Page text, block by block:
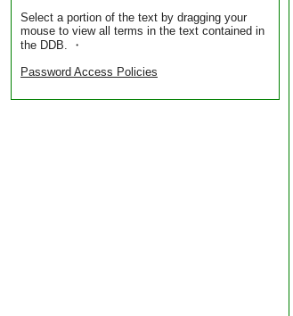
Select a portion of the text by dragging your
mouse to view all terms in the text contained in
the DDB. ・
Password Access Policies